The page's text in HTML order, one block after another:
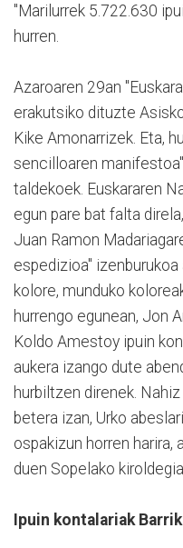
"Marilurrek 5.722.630
hurren.
Azaroaren 29an
erakutsiko dituzte
Kike Amonarrizek. Eta,
sencilloaren
taldekoek. Euskararen
egun pare bat falta
Juan Ramon
espedizioa"
kolore, munduko
hurrengo egunean, Jon
Koldo Amestoy ipuin
aukera izango dute
hurbiltzen direnek.
betera izan, Urko
ospakizun horren harira,
duen Sopelako
Ipuin kontalariak